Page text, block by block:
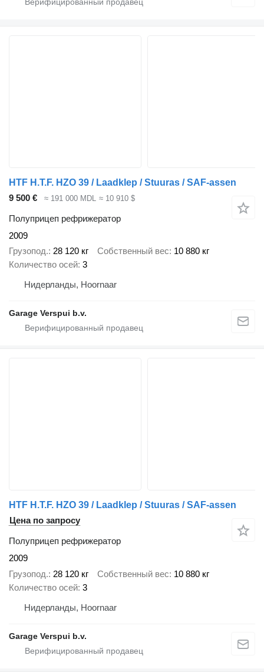
HTF H.T.F. HZO 39 / Laadklep / Stuuras / SAF-assen
9 500 €
≈ 191 000 MDL ≈ 10 910 $
Полуприцеп рефрижератор
2009
Грузопод. 28 120 кг Собственный вес 10 880 кг
Количество осей 3
Нидерланды, Hoornaar
Garage Verspui b.v.
HTF H.T.F. HZO 39 / Laadklep / Stuuras / SAF-assen
Цена по запросу
Полуприцеп рефрижератор
2009
Грузопод. 28 120 кг Собственный вес 10 880 кг
Количество осей 3
Нидерланды, Hoornaar
Garage Verspui b.v.